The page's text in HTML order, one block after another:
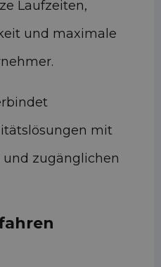
Laufzeiten,
und maximale
mit
zugänglichen